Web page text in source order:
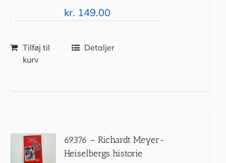
kr. 149.00
Tilføj til
kurv
Detaljer
69376 – Richardt Meyer-
Heiselbergs historie